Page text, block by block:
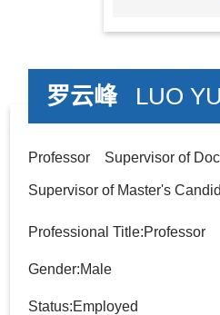
罗云峰 LUO
Professor Supervisor of
Supervisor of Master's
Professional Title:Professor
Gender:Male
Status:Employed